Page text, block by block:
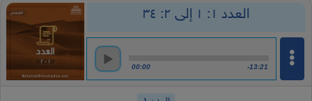
العدد ١: ١ إلى ٢: ٣٤
00:00 -13:21